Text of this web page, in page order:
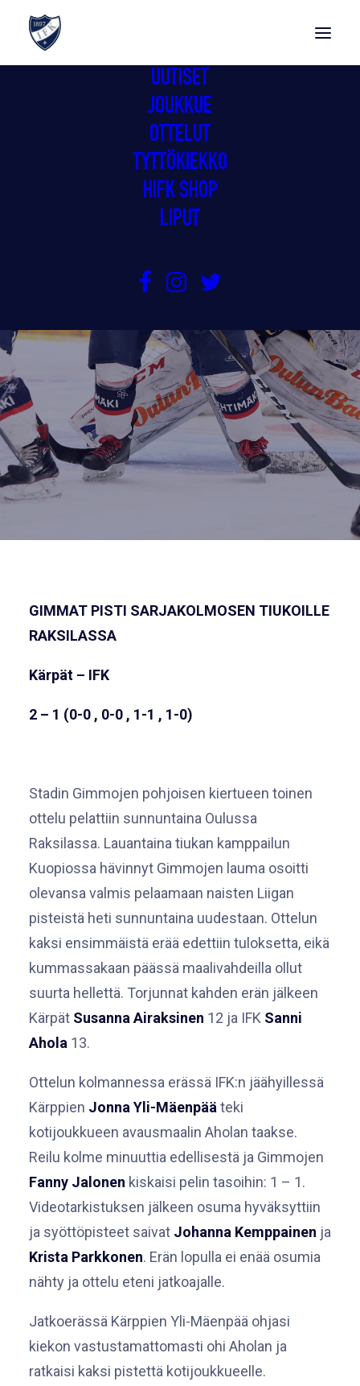
UUTISET
JOUKKUE
OTTELUT
TYTTÖKIEKKO
HIFK SHOP
LIPUT
OULUSSA TASAISTA
GIMMAT PISTI SARJAKOLMOSEN TIUKOILLE
RAKSILASSA
Kärpät – IFK
2 – 1 (0-0 , 0-0 , 1-1 , 1-0)
Stadin Gimmojen pohjoisen kiertueen toinen
ottelu pelattiin sunnuntaina Oulussa
Raksilassa. Lauantaina tiukan kamppailun
Kuopiossa hävinnyt Gimmojen lauma osoitti
olevansa valmis pelaamaan naisten Liigan
pisteistä heti sunnuntaina uudestaan. Ottelun
kaksi ensimmäistä erää edettiin tuloksetta, eikä
kummassakaan päässä maalivahdeilla ollut
suurta hellettä. Torjunnat kahden erän jälkeen
Kärpät Susanna Airaksinen 12 ja IFK Sanni
Ahola 13.
Ottelun kolmannessa erässä IFK:n jäähyillessä
Kärppien Jonna Yli-Mäenpää teki
kotijoukkueen avausmaalin Aholan taakse.
Reilu kolme minuuttia edellisestä ja Gimmojen
Fanny Jalonen kiskaisi pelin tasoihin: 1 – 1.
Videotarkistuksen jälkeen osuma hyväksyttiin
ja syöttöpisteet saivat Johanna Kemppainen ja
Krista Parkkonen. Erän lopulla ei enää osumia
nähty ja ottelu eteni jatkoajalle.
Jatkoerässä Kärppien Yli-Mäenpää ohjasi
kiekon vastustamattomasti ohi Aholan ja
ratkaisi kaksi pistettä kotijoukkueelle.